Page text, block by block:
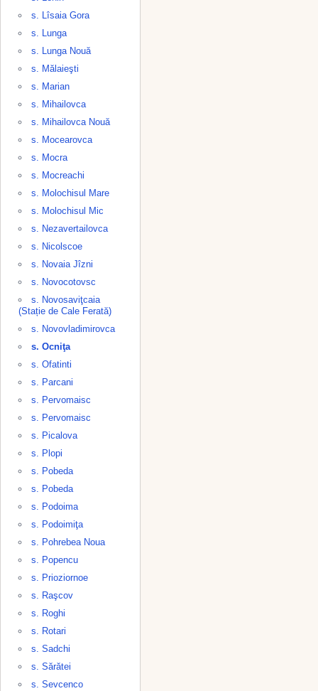
s. Lîsaia Gora
s. Lunga
s. Lunga Nouă
s. Mălaieşti
s. Marian
s. Mihailovca
s. Mihailovca Nouă
s. Mocearovca
s. Mocra
s. Mocreachi
s. Molochisul Mare
s. Molochisul Mic
s. Nezavertailovca
s. Nicolscoe
s. Novaia Jîzni
s. Novocotovsc
s. Novosaviţcaia
(Stație de Cale Ferată)
s. Novovladimirovca
s. Ocniţa
s. Ofatinti
s. Parcani
s. Pervomaisc
s. Pervomaisc
s. Picalova
s. Plopi
s. Pobeda
s. Pobeda
s. Podoima
s. Podoimiţa
s. Pohrebea Noua
s. Popencu
s. Prioziornoe
s. Raşcov
s. Roghi
s. Rotari
s. Sadchi
s. Sărătei
s. Sevcenco